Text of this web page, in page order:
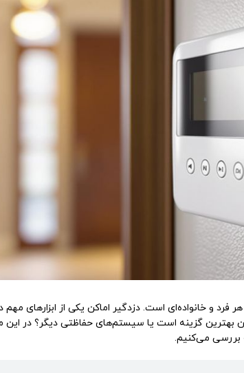
فرد و خانواده‌ای است. دزدگیر اماکن یکی از ابزارهای
بهترین گزینه است یا سیستم‌های حفاظتی دیگر؟ در این
بررسی می‌کنیم.